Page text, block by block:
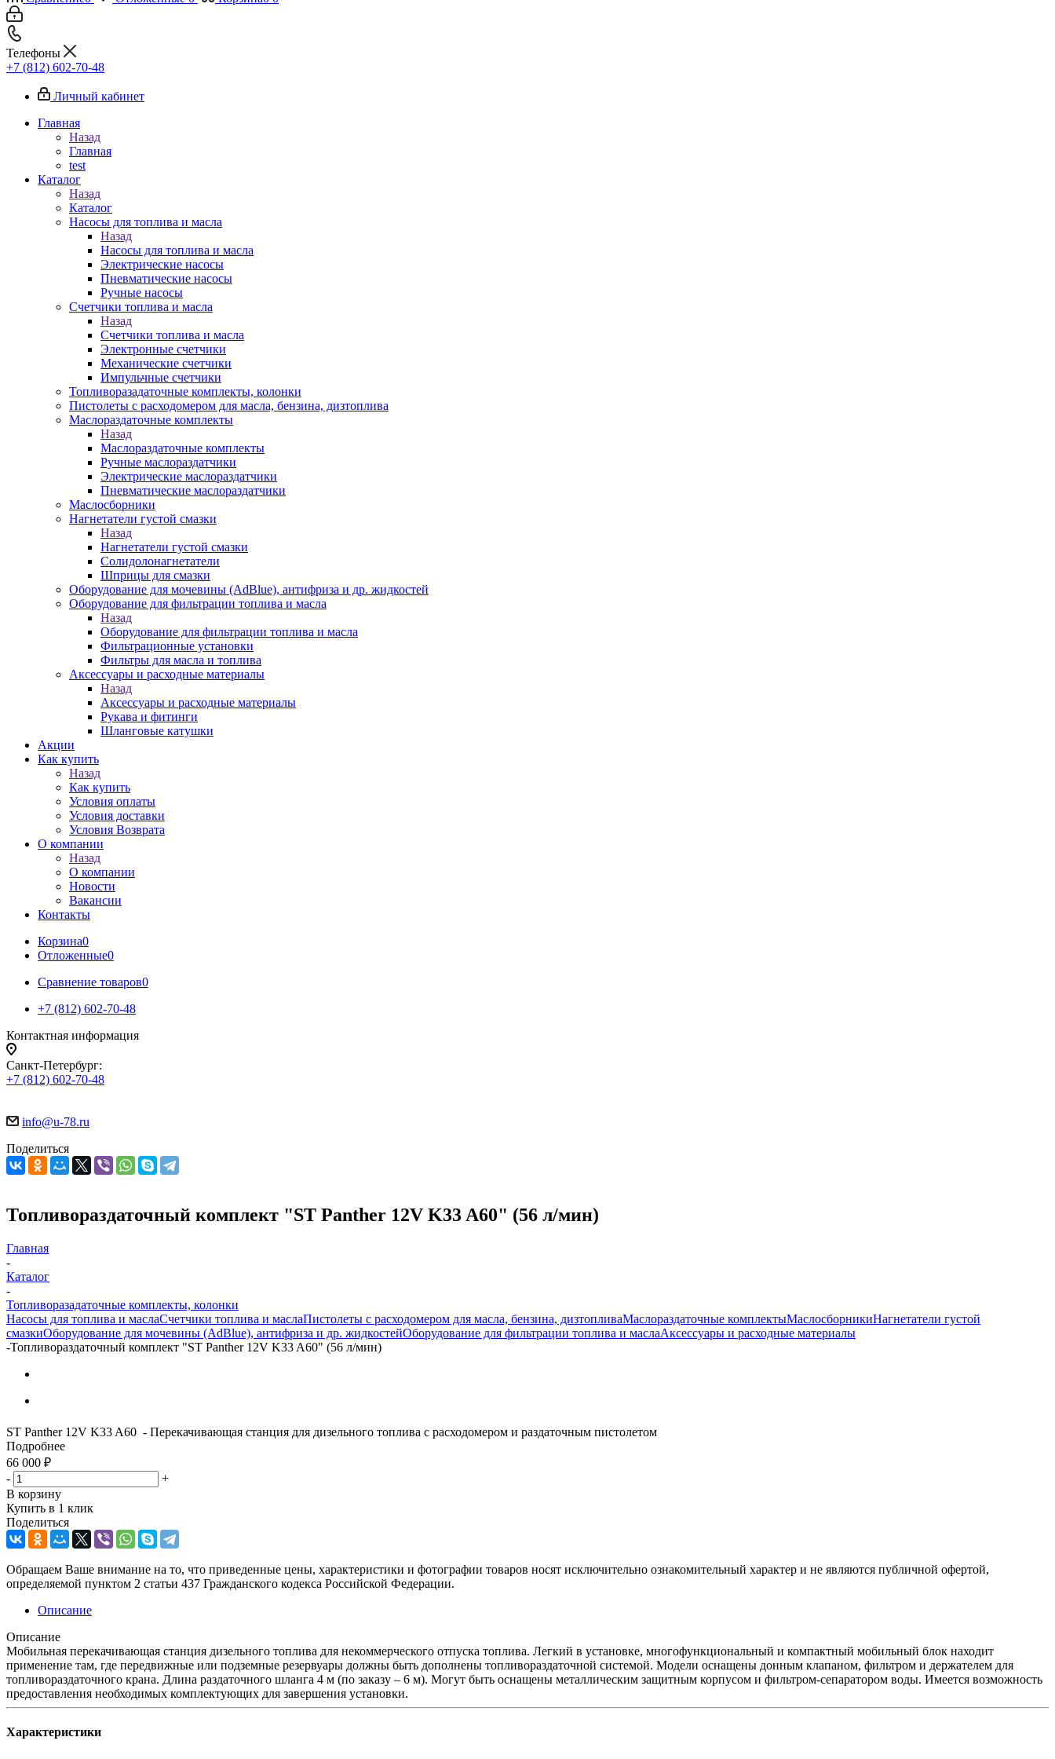
Телефоны
+7 (812) 602-70-48
Личный кабинет
Главная
Назад
Главная
test
Каталог
Назад
Каталог
Насосы для топлива и масла
Назад
Насосы для топлива и масла
Электрические насосы
Пневматические насосы
Ручные насосы
Счетчики топлива и масла
Назад
Счетчики топлива и масла
Электронные счетчики
Механические счетчики
Импульчные счетчики
Топливоразадаточные комплекты, колонки
Пистолеты с расходомером для масла, бензина, дизтоплива
Маслораздаточные комплекты
Назад
Маслораздаточные комплекты
Ручные маслораздатчики
Электрические маслораздатчики
Пневматические маслораздатчики
Маслосборники
Нагнетатели густой смазки
Назад
Нагнетатели густой смазки
Солидолонагнетатели
Шприцы для смазки
Оборудование для мочевины (AdBlue), антифриза и др. жидкостей
Оборудование для фильтрации топлива и масла
Назад
Оборудование для фильтрации топлива и масла
Фильтрационные установки
Фильтры для масла и топлива
Аксессуары и расходные материалы
Назад
Аксессуары и расходные материалы
Рукава и фитинги
Шланговые катушки
Акции
Как купить
Назад
Как купить
Условия оплаты
Условия доставки
Условия Возврата
О компании
Назад
О компании
Новости
Вакансии
Контакты
Корзина0
Отложенные0
Сравнение товаров0
+7 (812) 602-70-48
Контактная информация
Санкт-Петербург:
+7 (812) 602-70-48
info@u-78.ru
Поделиться
Топливораздаточный комплект "ST Panther 12V K33 A60" (56 л/мин)
Главная
-
Каталог
-
Топливоразадаточные комплекты, колонки
Насосы для топлива и маслаСчетчики топлива и маслаПистолеты с расходомером для масла, бензина, дизтопливаМаслораздаточные комплектыМаслосборникиНагнетатели густой
смазкиОборудование для мочевины (AdBlue), антифриза и др. жидкостейОборудование для фильтрации топлива и маслаАксессуары и расходные материалы
-Топливораздаточный комплект "ST Panther 12V K33 A60" (56 л/мин)
ST Panther 12V K33 A60 - Перекачивающая станция для дизельного топлива с расходомером и раздаточным пистолетом
Подробнее
66 000 ₽
-
+
В корзину
Купить в 1 клик
Поделиться
Обращаем Ваше внимание на то, что приведенные цены, характеристики и фотографии товаров носят исключительно ознакомительный характер и не являются публичной офертой,
определяемой пунктом 2 статьи 437 Гражданского кодекса Российской Федерации.
Описание
Описание
Мобильная перекачивающая станция дизельного топлива для некоммерческого отпуска топлива. Легкий в установке, многофункциональный и компактный мобильный блок находит
применение там, где передвижные или подземные резервуары должны быть дополнены топливораздаточной системой. Модели оснащены донным клапаном, фильтром и держателем для
топливораздаточного крана. Длина раздаточного шланга 4 м (по заказу – 6 м). Могут быть оснащены металлическим защитным корпусом и фильтром-сепаратором воды. Имеется возможность
предоставления необходимых комплектующих для завершения установки.
Характеристики